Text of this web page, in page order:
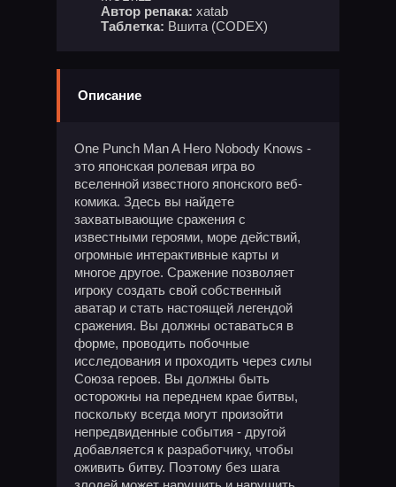
Автор репака: xatab
Таблетка: Вшита (CODEX)
Описание
One Punch Man A Hero Nobody Knows -
это японская ролевая игра во
вселенной известного японского веб-
комика. Здесь вы найдете
захватывающие сражения с
известными героями, море действий,
огромные интерактивные карты и
многое другое. Сражение позволяет
игроку создать свой собственный
аватар и стать настоящей легендой
сражения. Вы должны оставаться в
форме, проводить побочные
исследования и проходить через силы
Союза героев. Вы должны быть
осторожны на переднем крае битвы,
поскольку всегда могут произойти
непредвиденные события - другой
добавляется к разработчику, чтобы
оживить битву. Поэтому без шага